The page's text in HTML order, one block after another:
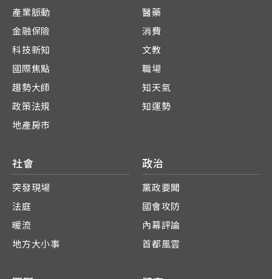
產業脈動
金融保險
科技新知
國際焦點
趨勢大師
政策法規
地產房市
醫藥
消費
文教
職場
知天氣
知運勢
社會
突發現場
法庭
暖流
地方大小事
政治
黨政要聞
國會攻防
內幕評論
首都風雲